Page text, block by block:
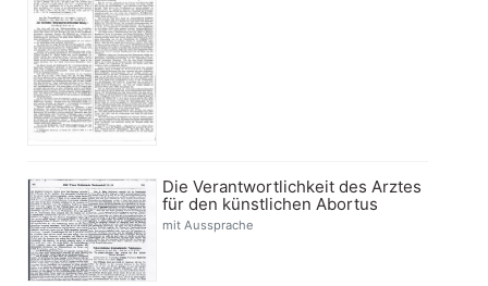
Die Verantwortlichkeit des Arztes
für den künstlichen Abortus
mit Aussprache